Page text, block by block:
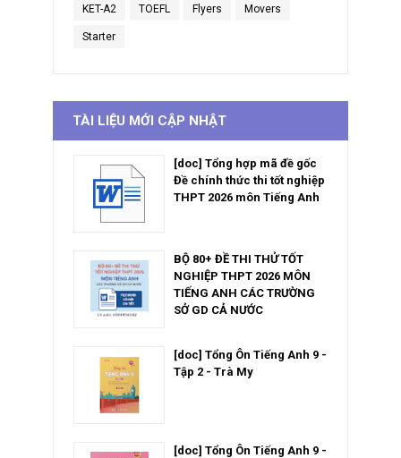
KET-A2 TOEFL Flyers Movers
Starter
TÀI LIỆU MỚI CẬP NHẬT
[doc] Tổng hợp mã đề gốc
Đề chính thức thi tốt nghiệp
THPT 2026 môn Tiếng Anh
BỘ 80+ ĐỀ THI THỬ TỐT
NGHIỆP THPT 2026 MÔN
TIẾNG ANH CÁC TRƯỜNG
SỞ GD CẢ NƯỚC
[doc] Tổng Ôn Tiếng Anh 9 -
Tập 2 - Trà My
[doc] Tổng Ôn Tiếng Anh 9 -